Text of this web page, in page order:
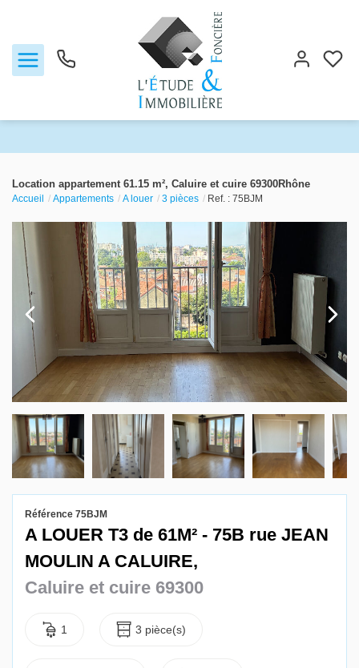
Biens vendus
Locations
Estimation
Gestion locative
Location appartement 61.15 m², Caluire et cuire 69300Rhône
Accueil Appartements A louer 3 pièces Ref. : 75BJM
Référence 75BJM
A LOUER T3 de 61M² - 75B rue JEAN
MOULIN A CALUIRE,
Caluire et cuire 69300
1 3 pièce(s)